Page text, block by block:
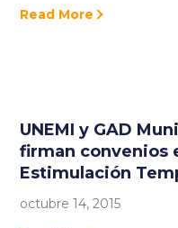
Read More
UNEMI y GAD
firman convenios
Estimulación
octubre 14, 2015